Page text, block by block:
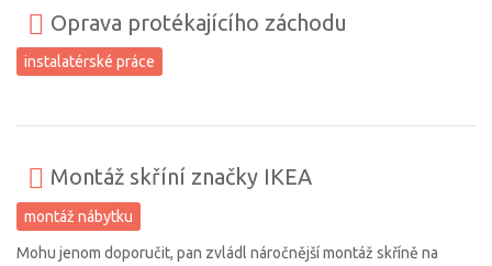
Oprava protékajícího záchodu
instalatérské práce
Montáž skříní značky IKEA
montáž nábytku
Mohu jenom doporučit, pan zvládl náročnější montáž skříně na